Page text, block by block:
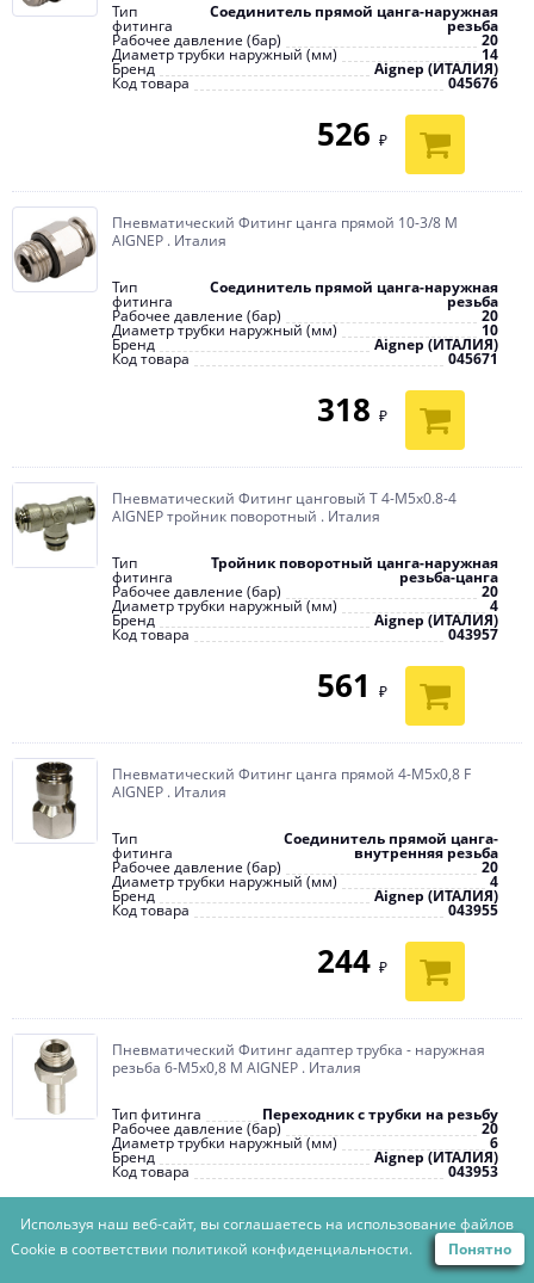
ПОДОБРАТЬ ТОВАРЫ ПО ПАРАМЕТРАМ
Тип
фитинга
Соединитель прямой цанга-наружная
резьба
Рабочее давление (бар) 20
Диаметр трубки наружный (мм) 14
Бренд Aignep (ИТАЛИЯ)
Код товара 045676
526 ₽
Пневматический Фитинг цанга прямой 10-3/8 M
AIGNEP . Италия
Тип
фитинга
Соединитель прямой цанга-наружная
резьба
Рабочее давление (бар) 20
Диаметр трубки наружный (мм) 10
Бренд Aignep (ИТАЛИЯ)
Код товара 045671
318 ₽
Пневматический Фитинг цанговый T 4-М5х0.8-4
AIGNEP тройник поворотный . Италия
Тип
фитинга
Тройник поворотный цанга-наружная
резьба-цанга
Рабочее давление (бар) 20
Диаметр трубки наружный (мм) 4
Бренд Aignep (ИТАЛИЯ)
Код товара 043957
561 ₽
Пневматический Фитинг цанга прямой 4-М5х0,8 F
AIGNEP . Италия
Тип
фитинга
Соединитель прямой цанга-
внутренняя резьба
Рабочее давление (бар) 20
Диаметр трубки наружный (мм) 4
Бренд Aignep (ИТАЛИЯ)
Код товара 043955
244 ₽
Пневматический Фитинг адаптер трубка - наружная
резьба 6-M5х0,8 M AIGNEP . Италия
Тип фитинга Переходник с трубки на резьбу
Рабочее давление (бар) 20
Диаметр трубки наружный (мм) 6
Бренд Aignep (ИТАЛИЯ)
Код товара 043953
113₽
Используя наш веб-сайт, вы соглашаетесь на использование файлов
Cookie в соответствии политикой конфиденциальности. Понятно